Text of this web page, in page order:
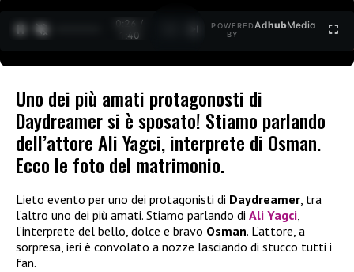
0:27 /
1:40
POWERED
BY
AdhubMedia
Uno dei più amati protagonosti di
Daydreamer si è sposato! Stiamo parlando
dell’attore Ali Yagci, interprete di Osman.
Ecco le foto del matrimonio.
Lieto evento per uno dei protagonisti di Daydreamer, tra
l’altro uno dei più amati. Stiamo parlando di Ali Yagci,
l’interprete del bello, dolce e bravo Osman. L’attore, a
sorpresa, ieri è convolato a nozze lasciando di stucco tutti i
fan.